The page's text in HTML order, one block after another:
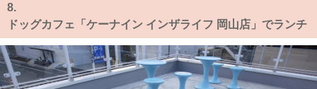
8.
ドッグカフェ「ケーナイン インザライフ 岡山店」でランチ